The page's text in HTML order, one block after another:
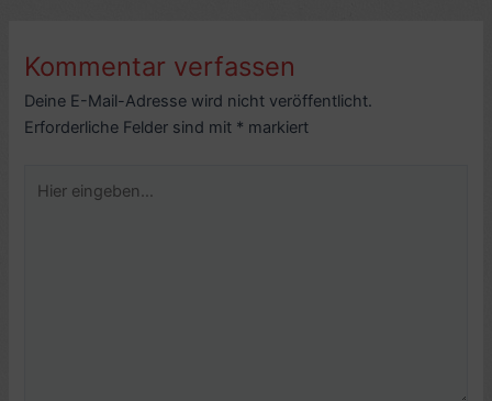
Kommentar verfassen
Deine E-Mail-Adresse wird nicht veröffentlicht.
Erforderliche Felder sind mit * markiert
eingeben…